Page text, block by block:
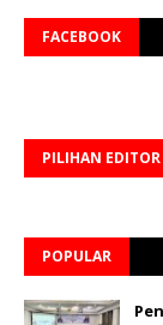
FACEBOOK
PILIHAN EDITOR
POPULAR